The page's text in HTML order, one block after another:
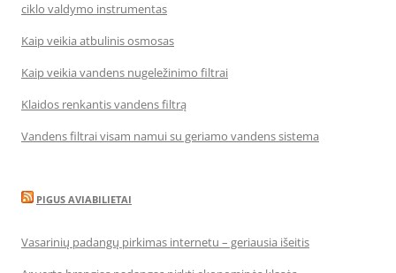
ciklo valdymo instrumentas
Kaip veikia atbulinis osmosas
Kaip veikia vandens nugeležinimo filtrai
Klaidos renkantis vandens filtrą
Vandens filtrai visam namui su geriamo vandens sistema
PIGUS AVIABILIETAI
Vasarinių padangų pirkimas internetu – geriausia išeitis